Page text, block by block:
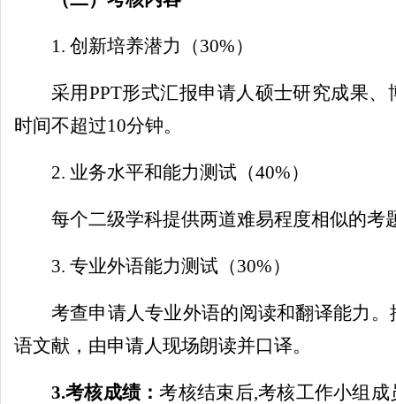
1. 创新培养潜力（30%）
采用PPT形式汇报申请人硕士研究成果
时间不超过10分钟。
2. 业务水平和能力测试（40%）
每个二级学科提供两道难易程度相似的考
3. 专业外语能力测试（30%）
考查申请人专业外语的阅读和翻译能力
语文献，由申请人现场朗读并口译。
3.考核成绩：考核结束后,考核工作小组